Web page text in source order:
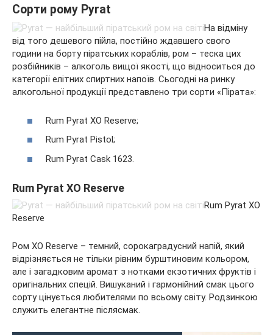
Сорти рому Pyrat
На відміну
від того дешевого пійла, постійно ждавшего свого
години на борту піратських кораблів, ром – теска цих
розбійників – алкоголь вищої якості, що відноситься до
категорії елітних спиртних напоїв. Сьогодні на ринку
алкогольної продукції представлено три сорти «Пірата»:
Rum Pyrat XO Reserve;
Rum Pyrat Pistol;
Rum Pyrat Cask 1623.
Rum Pyrat XO Reserve
Rum Pyrat XO
Reserve
Ром XO Reserve – темний, сорокаградусний напій, який
відрізняється не тільки рівним бурштиновим кольором,
але і загадковим аромат з нотками екзотичних фруктів і
оригінальних спецій. Вишуканий і гармонійний смак цього
сорту цінується любителями по всьому світу. Родзинкою
служить елегантне післясмак.